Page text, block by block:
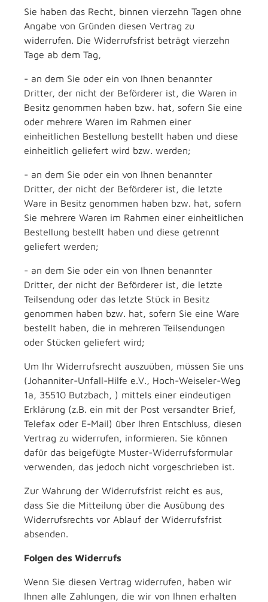
Sie haben das Recht, binnen vierzehn Tagen ohne
Angabe von Gründen diesen Vertrag zu
widerrufen. Die Widerrufsfrist beträgt vierzehn
Tage ab dem Tag,
- an dem Sie oder ein von Ihnen benannter
Dritter, der nicht der Beförderer ist, die Waren in
Besitz genommen haben bzw. hat, sofern Sie eine
oder mehrere Waren im Rahmen einer
einheitlichen Bestellung bestellt haben und diese
einheitlich geliefert wird bzw. werden;
- an dem Sie oder ein von Ihnen benannter
Dritter, der nicht der Beförderer ist, die letzte
Ware in Besitz genommen haben bzw. hat, sofern
Sie mehrere Waren im Rahmen einer einheitlichen
Bestellung bestellt haben und diese getrennt
geliefert werden;
- an dem Sie oder ein von Ihnen benannter
Dritter, der nicht der Beförderer ist, die letzte
Teilsendung oder das letzte Stück in Besitz
genommen haben bzw. hat, sofern Sie eine Ware
bestellt haben, die in mehreren Teilsendungen
oder Stücken geliefert wird;
Um Ihr Widerrufsrecht auszuüben, müssen Sie uns
(Johanniter-Unfall-Hilfe e.V., Hoch-Weiseler-Weg
1a, 35510 Butzbach, ) mittels einer eindeutigen
Erklärung (z.B. ein mit der Post versandter Brief,
Telefax oder E-Mail) über Ihren Entschluss, diesen
Vertrag zu widerrufen, informieren. Sie können
dafür das beigefügte Muster-Widerrufsformular
verwenden, das jedoch nicht vorgeschrieben ist.
Zur Wahrung der Widerrufsfrist reicht es aus,
dass Sie die Mitteilung über die Ausübung des
Widerrufsrechts vor Ablauf der Widerrufsfrist
absenden.
Folgen des Widerrufs
Wenn Sie diesen Vertrag widerrufen, haben wir
Ihnen alle Zahlungen, die wir von Ihnen erhalten